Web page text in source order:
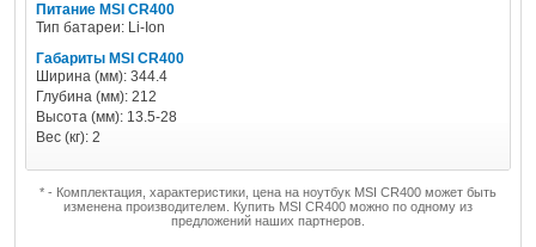
Питание MSI CR400
Тип батареи: Li-Ion
Габариты MSI CR400
Ширина (мм): 344.4
Глубина (мм): 212
Высота (мм): 13.5-28
Вес (кг): 2
* - Комплектация, характеристики, цена на ноутбук MSI CR400 может быть
изменена производителем. Купить MSI CR400 можно по одному из
предложений наших партнеров.